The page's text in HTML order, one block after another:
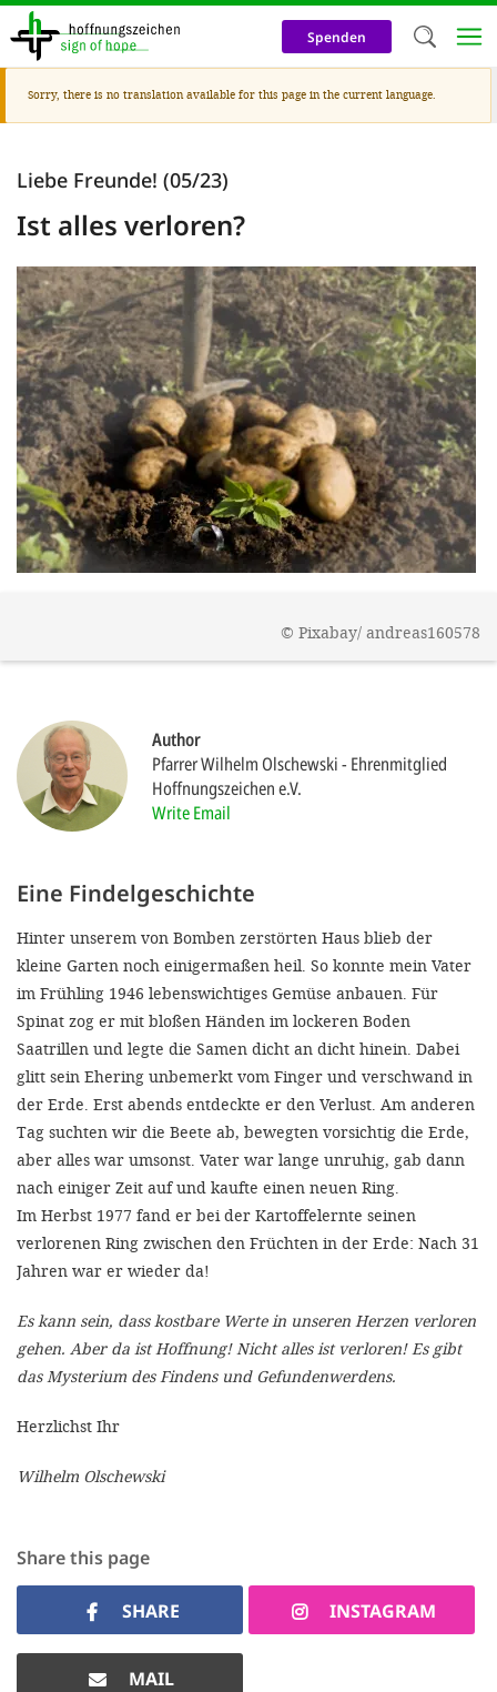
Skip
content
Spenden
Warning
message
Sorry, there is no translation available for this page in the current language.
Liebe Freunde! (05/23)
Ist alles verloren?
© Pixabay/ andreas160578
Author
Pfarrer Wilhelm Olschewski Ehrenmitglied
Hoffnungszeichen e.V.
Write Email
Eine Findelgeschichte
Hinter unserem von Bomben zerstörten Haus blieb der
kleine Garten noch einigermaßen heil. So konnte mein Vater
im Frühling 1946 lebenswichtiges Gemüse anbauen. Für
Spinat zog er mit bloßen Händen im lockeren Boden
Saatrillen und legte die Samen dicht an dicht hinein. Dabei
glitt sein Ehering unbemerkt vom Finger und verschwand in
der Erde. Erst abends entdeckte er den Verlust. Am anderen
Tag suchten wir die Beete ab, bewegten vorsichtig die Erde,
aber alles war umsonst. Vater war lange unruhig, gab dann
nach einiger Zeit auf und kaufte einen neuen Ring.
Im Herbst 1977 fand er bei der Kartoffelernte seinen
verlorenen Ring zwischen den Früchten in der Erde: Nach 31
Jahren war er wieder da!
Es kann sein, dass kostbare Werte in unseren Herzen verloren
gehen. Aber da ist Hoffnung! Nicht alles ist verloren! Es gibt
das Mysterium des Findens und Gefundenwerdens.
Herzlichst Ihr
Wilhelm Olschewski
Share this page
SHARE INSTAGRAM
MAIL
cookies,
cookies
and
purposes.
us to
efficient,
the best
optional
DECLINE
AGREE